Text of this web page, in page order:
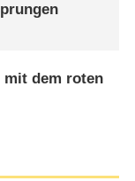
mit dem roten